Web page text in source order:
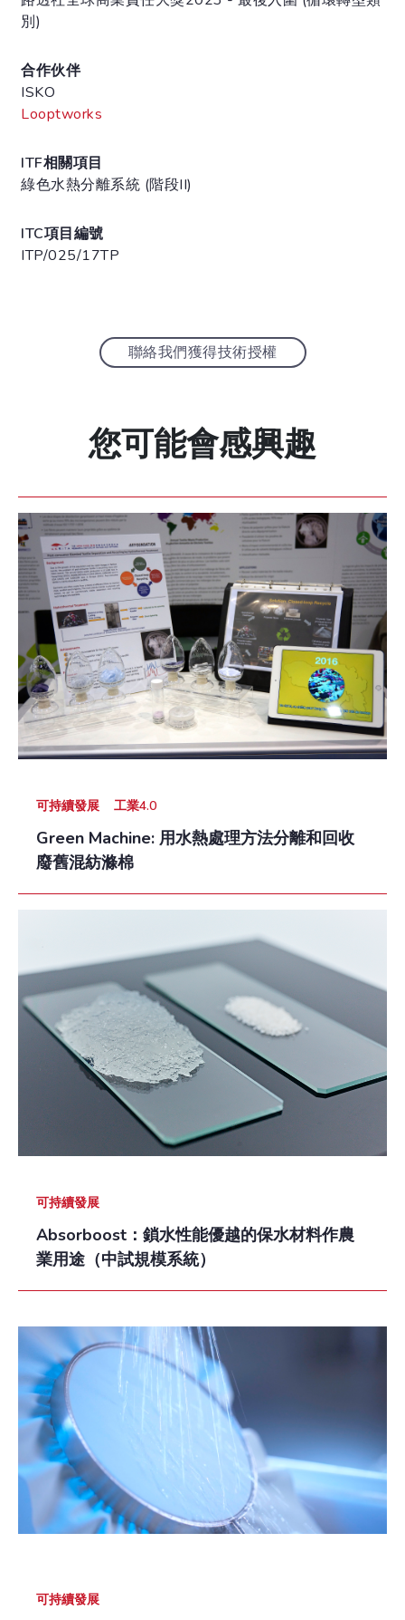
別)
合作伙伴
ISKO
Looptworks
ITF相關項目
綠色水熱分離系統 (階段II)
ITC項目編號
ITP/025/17TP
聯絡我們獲得技術授權
您可能會感興趣
可持續發展 工業4.0
Green Machine: 用水熱處理方法分離和回收
廢舊混紡滌棉
可持續發展
Absorboost：鎖水性能優越的保水材料作農
業用途（中試規模系統）
可持續發展